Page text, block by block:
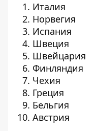
Италия
Норвегия
Испания
Швеция
Швейцария
Финляндия
Чехия
Греция
Бельгия
Австрия